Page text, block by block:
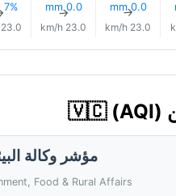
0.0 mm
↑
23.0 km/h
0.0 mm
↑
23.0 km/h
7% مطر
23.0 km/h
مؤشر وكالة
Food & Rural Affairs